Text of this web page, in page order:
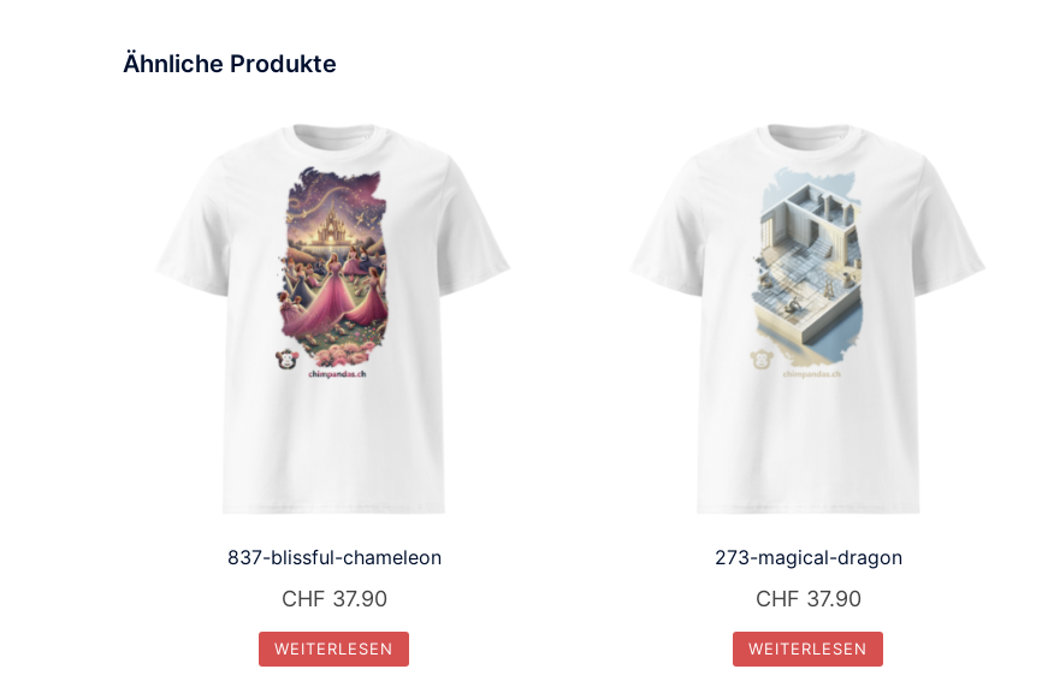
Ähnliche Produkte
837-blissful-chameleon
CHF 37.90
WEITERLESEN
273-magical-dragon
CHF 37.90
WEITERLESEN